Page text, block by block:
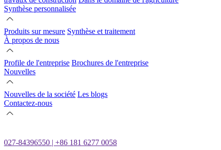
Synthèse personnalisée
Produits sur mesure Synthèse et traitement
À propos de nous
Profile de l'entreprise Brochures de l'entreprise
Nouvelles
Nouvelles de la société Les blogs
Contactez-nous
027-84396550 | +86 181 6277 0058